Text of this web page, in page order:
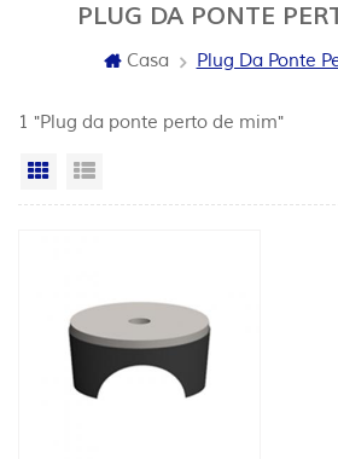
PLUG DA PONTE
Casa Plug Da Ponte
1 "Plug da ponte perto de mim"
Vista da grade